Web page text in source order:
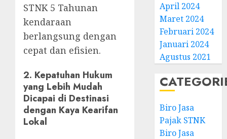
STNK 5 Tahunan
kendaraan
berlangsung dengan
cepat dan efisien.
2. Kepatuhan Hukum
yang Lebih Mudah
Dicapai di Destinasi
dengan Kaya Kearifan
Lokal
April 2024
Maret 2024
Februari 2024
Januari 2024
Agustus 2021
Biro Jasa
Pajak STNK
Biro Jasa